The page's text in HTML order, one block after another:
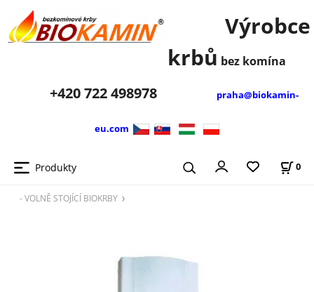
Výrobce
krbů bez komína
+420722 498978 praha@biokamin-
eu.com
Produkty 0
- VOLNĚ STOJÍCÍ BIOKRBY